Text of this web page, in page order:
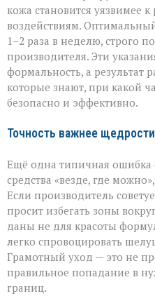
кожа становится уязвимее
воздействиям.
1–2 раза в неделю, строго
производителя. Эти
формальность, а результат
которые знают, при какой
безопасно и эффективно.
Точность важнее щедрости
Ещё одна типичная ошибка
средства «везде, где
Если производитель
просит избегать зоны
даны не для красоты
легко спровоцировать
Грамотный уход — это не
правильное попадание в
границ.